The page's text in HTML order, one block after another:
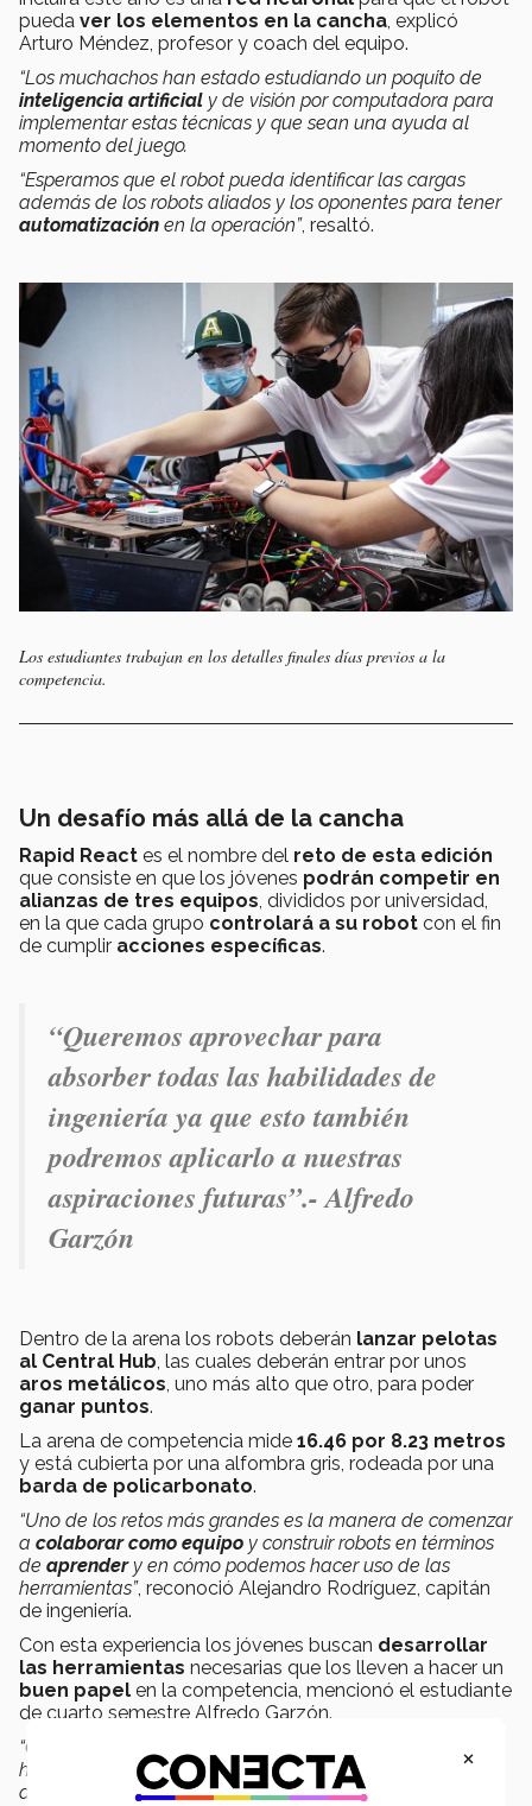
pueda ver los elementos en la cancha , explicó
Arturo Méndez, profesor y coach del equipo.
“Los muchachos han estado estudiando un poquito de
inteligencia artificial y de visión por computadora para
implementar estas técnicas y que sean una ayuda al
momento del juego.
“Esperamos que el robot pueda identificar las cargas
además de los robots aliados y los oponentes para tener
automatización en la operación”, resaltó.
Los estudiantes trabajan en los detalles finales días previos a la
competencia.
Un desafío más allá de la cancha
Rapid React es el nombre del reto de esta edición
que consiste en que los jóvenes podrán competir en
alianzas de tres equipos, divididos por universidad,
en la que cada grupo controlará a su robot con el fin
de cumplir acciones específicas.
“Queremos aprovechar para
absorber todas las habilidades de
ingeniería ya que esto también
podremos aplicarlo a nuestras
aspiraciones futuras”.- Alfredo
Garzón
Dentro de la arena los robots deberán lanzar pelotas
al Central Hub, las cuales deberán entrar por unos
aros metálicos, uno más alto que otro, para poder
ganar puntos.
La arena de competencia mide 16.46 por 8.23 metros
y está cubierta por una alfombra gris, rodeada por una
barda de policarbonato.
“Uno de los retos más grandes es la manera de comenzar
a colaborar como equipo y construir robots en términos
de aprendery en cómo podemos hacer uso de las
herramientas”, reconoció Alejandro Rodríguez, capitán
de ingeniería.
Con esta experiencia los jóvenes buscan desarrollar
las herramientas necesarias que los lleven a hacer un
buen papel en la competencia, mencionó el estudiante
de cuarto semestre Alfredo Garzón.
“Queremos aprovechar para absorber todas las
habilidades de ingeniería ya que esto también podremos
aplicarlo a nuestrasaspiracionesfuturas”
×